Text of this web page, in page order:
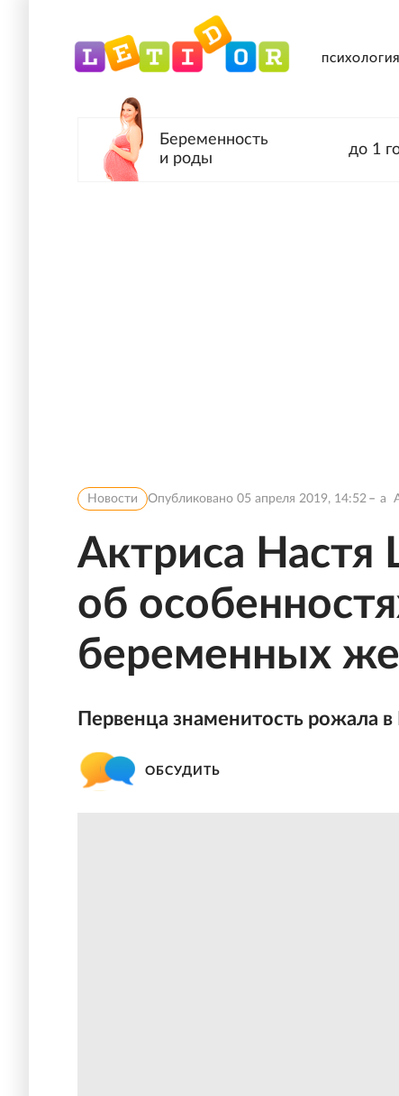
ПСИХОЛОГИЯ
Беременность
и роды
до 1
Новости Опубликовано 05 апреля 2019, 14:52 a
Актриса Настя
об
беременных
Первенца знаменитость рожала в
ОБСУДИТЬ